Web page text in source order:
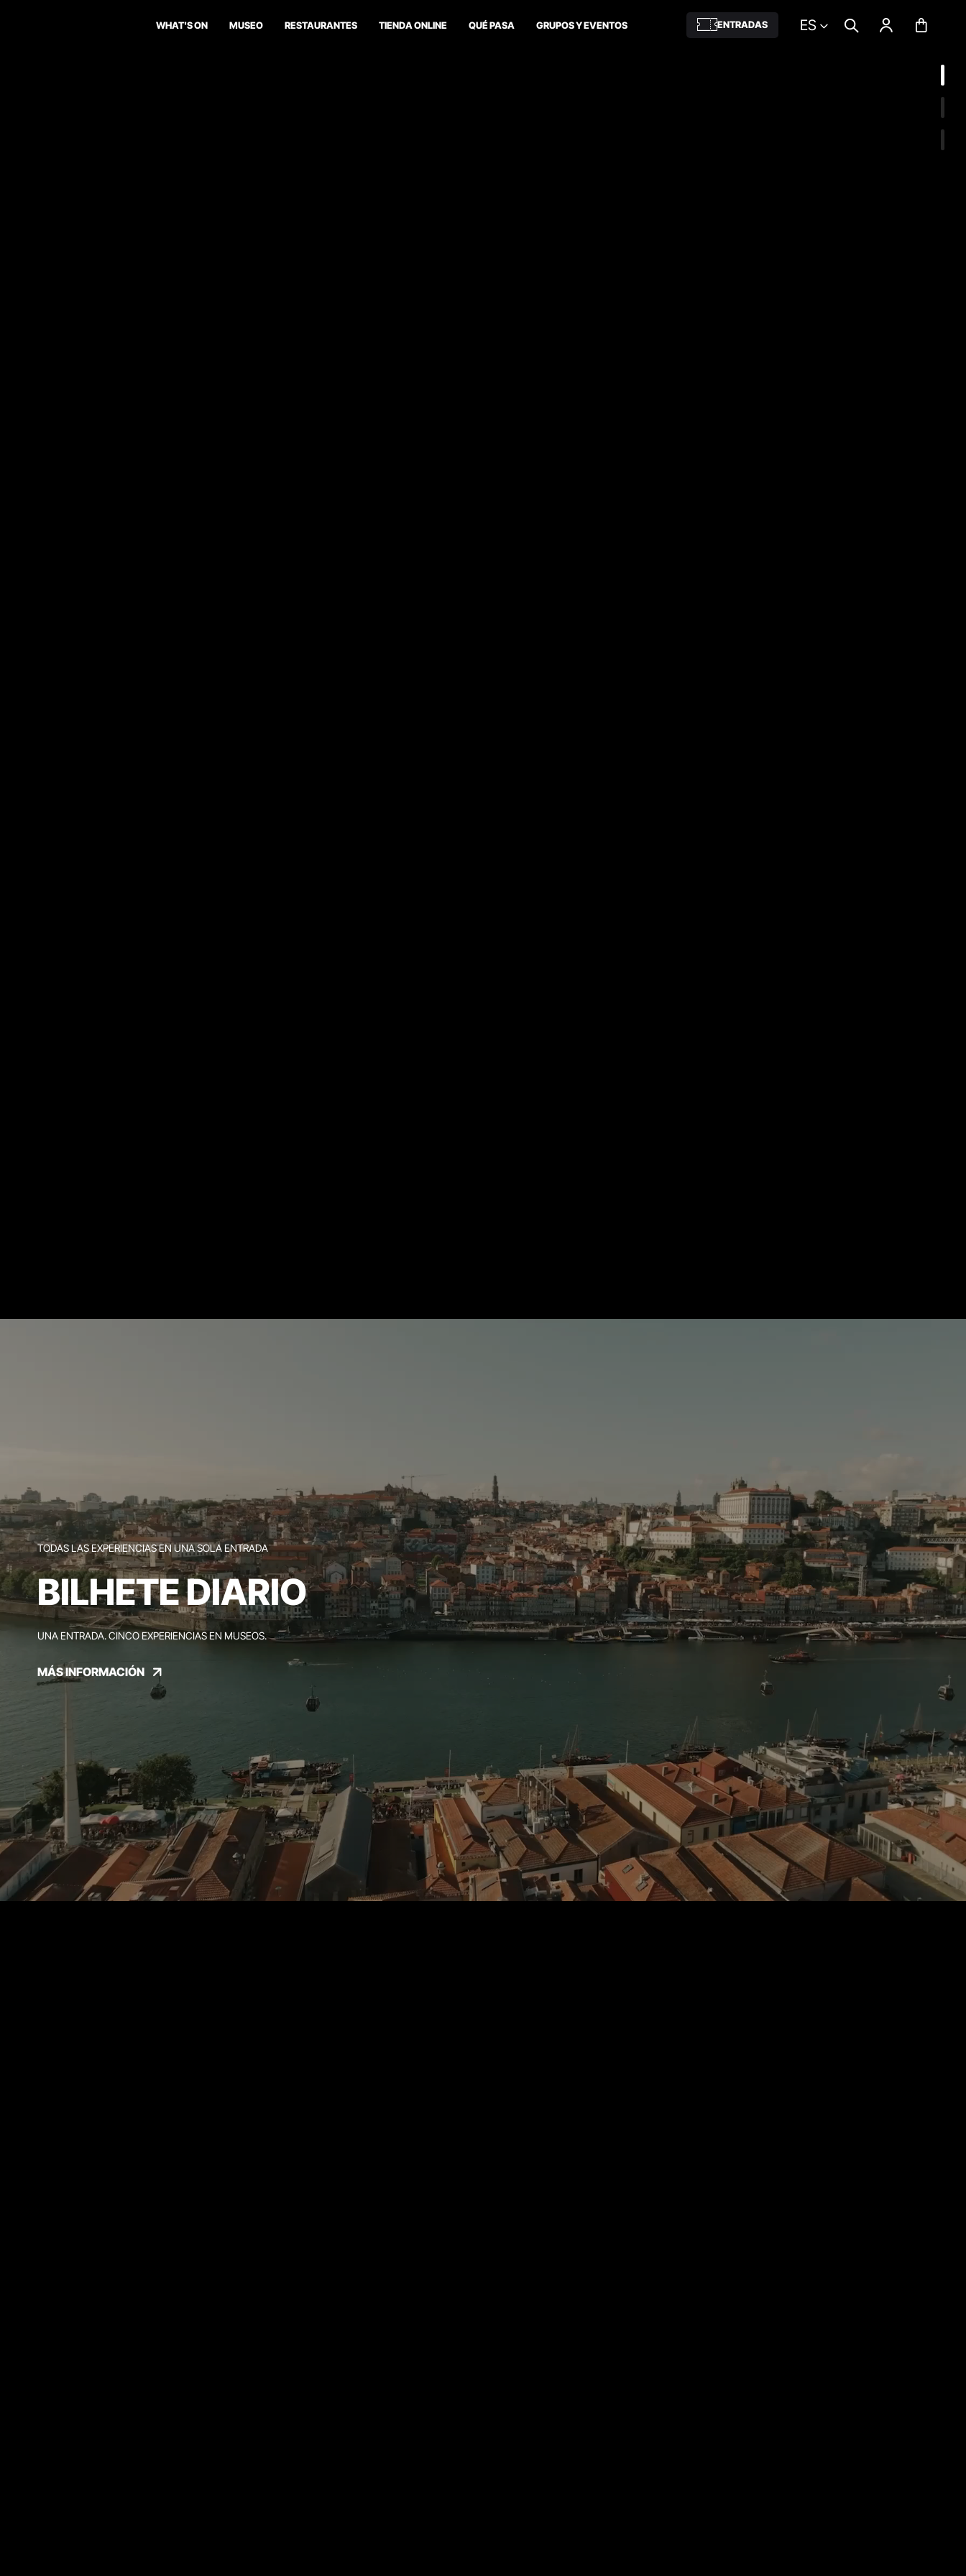
WHAT'S ON MUSEO RESTAURANTES TIENDA ONLINE QUÉ PASA GRUPOS Y EVENTOS ENTRADAS ES
TODAS LAS EXPERIENCIAS EN UNA SOLA ENTRADA
BILHETE DIARIO
UNA ENTRADA. CINCO EXPERIENCIAS EN MUSEOS.
MÁS INFORMACIÓN